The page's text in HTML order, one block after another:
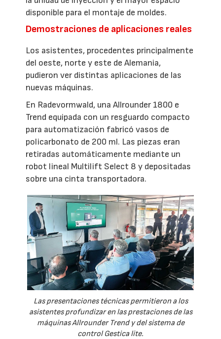
disponible para el montaje de moldes.
Demostraciones de aplicaciones reales
Los asistentes, procedentes principalmente
del oeste, norte y este de Alemania,
pudieron ver distintas aplicaciones de las
nuevas máquinas.
En Radevormwald, una Allrounder 1800 e
Trend equipada con un resguardo compacto
para automatización fabricó vasos de
policarbonato de 200 ml. Las piezas eran
retiradas automáticamente mediante un
robot lineal Multilift Select 8 y depositadas
sobre una cinta transportadora.
Las presentaciones técnicas permitieron a los
asistentes profundizar en las prestaciones de las
máquinas Allrounder Trend y del sistema de
control Gestica lite.